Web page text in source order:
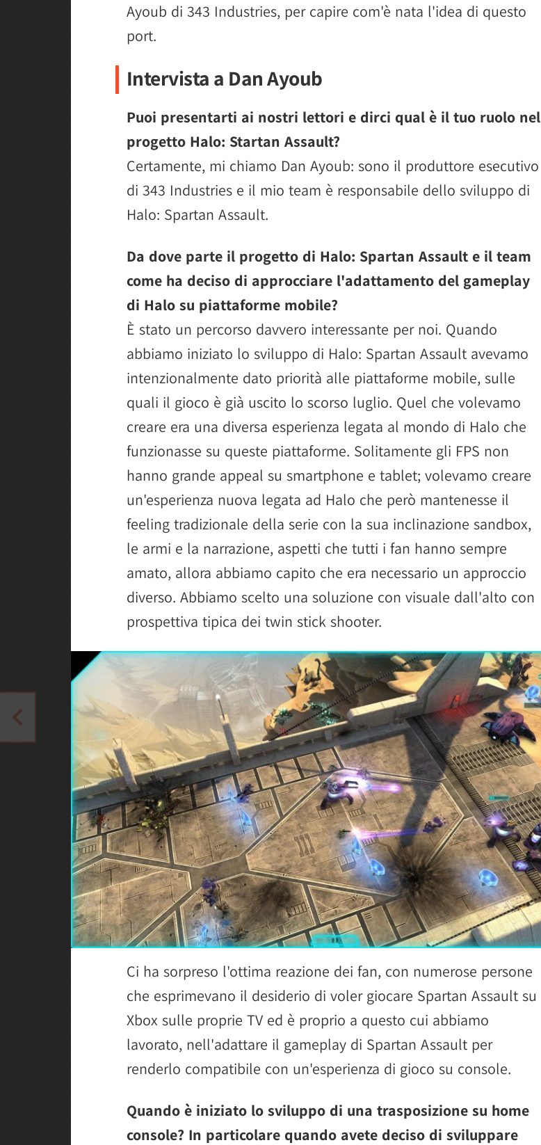
Ayoub di 343 Industries, per capire com'è nata l'idea di questo
port.
Intervista a Dan Ayoub
Puoi presentarti ai nostri lettori e dirci qual è il tuo ruolo nel
progetto Halo: Startan Assault?
Certamente, mi chiamo Dan Ayoub: sono il produttore esecutivo
di 343 Industries e il mio team è responsabile dello sviluppo di
Halo: Spartan Assault.
Da dove parte il progetto di Halo: Spartan Assault e il team
come ha deciso di approcciare l'adattamento del gameplay
di Halo su piattaforme mobile?
È stato un percorso davvero interessante per noi. Quando
abbiamo iniziato lo sviluppo di Halo: Spartan Assault avevamo
intenzionalmente dato priorità alle piattaforme mobile, sulle
quali il gioco è già uscito lo scorso luglio. Quel che volevamo
creare era una diversa esperienza legata al mondo di Halo che
funzionasse su queste piattaforme. Solitamente gli FPS non
hanno grande appeal su smartphone e tablet; volevamo creare
un'esperienza nuova legata ad Halo che però mantenesse il
feeling tradizionale della serie con la sua inclinazione sandbox,
le armi e la narrazione, aspetti che tutti i fan hanno sempre
amato, allora abbiamo capito che era necessario un approccio
diverso. Abbiamo scelto una soluzione con visuale dall'alto con
prospettiva tipica dei twin stick shooter.
Ci ha sorpreso l'ottima reazione dei fan, con numerose persone
che esprimevano il desiderio di voler giocare Spartan Assault su
Xbox sulle proprie TV ed è proprio a questo cui abbiamo
lavorato, nell'adattare il gameplay di Spartan Assault per
renderlo compatibile con un'esperienza di gioco su console.
Quando è iniziato lo sviluppo di una trasposizione su home
console? In particolare quando avete deciso di sviluppare